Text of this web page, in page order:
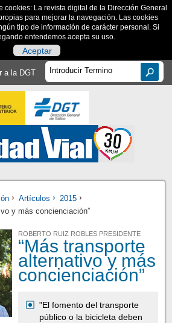
cookies: La revista digital de la Dirección General
para mejorar la navegación. Las cookies
tipo de información de carácter personal. Si
entendemos acepta su uso.
Aceptar
Ir a la DGT
Artículos
2015
y más concienciación”
ROBERTO RUIZ ROBLES PRESIDENTE
“Más transporte
alternativo y más
concienciación”
"El fomento del transporte
público o la bicicleta deben